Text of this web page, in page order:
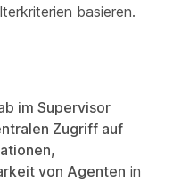
basieren.
im Supervisor
Zugriff auf
von Agenten in